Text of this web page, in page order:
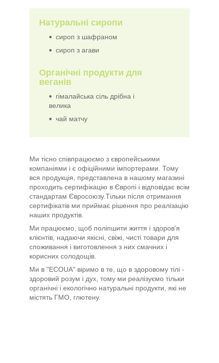
Натуральні сиропи
сироп з шафраном
сироп з агави
Органічні продукти для
веганів
гімалайська сіль дрібна і
велика
чай матчу
Ми тісно співпрацюємо з європейськими
компаніями і є офіційними імпортерами. Тому
вся продукція, представлена в нашому магазині
проходить сертифікацію в Європі і відповідає всім
стандартам Євросоюзу.Тільки після отримання
сертифікатів ми приймає рішення про реалізацію
наших продуктів.
Ми працюємо, щоб поліпшити життя і здоров'я
клієнтів, надаючи якісні, свіжі, чисті товари для
споживання і виготовлення з них смачних і
корисних солодощів.
Ми в "ECOUA" віримо в те, що в здоровому тілі -
здоровий розум і дух, тому ми реалізуємо тільки
органічні і екологічно натуральні продукти, які не
містять ГМО, глютену.